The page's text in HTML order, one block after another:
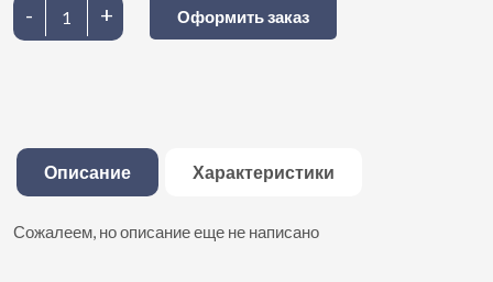
- + Оформить заказ
Описание Характеристики
Сожалеем, но описание еще не написано